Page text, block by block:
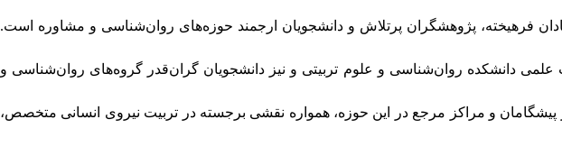
فرهیخته، پژوهشگران پرتلاش و دانشجویان ارجمند حوزه‌های روان‌شناسی و مشاوره است.
علمی دانشکده روان‌شناسی و علوم تربیتی و نیز دانشجویان گران‌قدر گروه‌های روان‌شناسی و
و مراکز مرجع در این حوزه، همواره نقشی برجسته در تربیت نیروی انسانی متخصص،